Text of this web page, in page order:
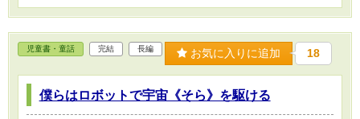
児童書・童話 完結 長編 お気に入りに追加 18
僕らはロボットで宇宙《そら》を駆ける